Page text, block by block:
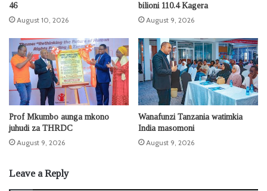
46
August 10, 2026
bilioni 110.4 Kagera
August 9, 2026
Prof Mkumbo aunga mkono
juhudi za THRDC
August 9, 2026
Wanafunzi Tanzania watimkia
India masomoni
August 9, 2026
Leave a Reply